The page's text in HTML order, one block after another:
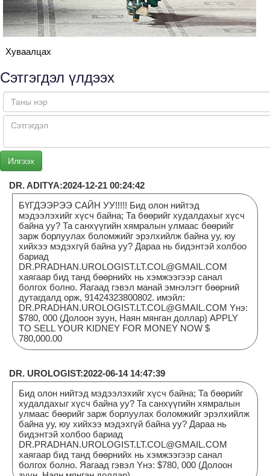
Хуваалцах
Сэтгэгдэл үлдээх
DR. ADITYA:2024-12-21 00:24:42
БҮГДЭЭРЭЭ САЙН УУ!!!!! Бид олон нийтэд
мэдээлэхийг хүсч байна; Та бөөрийг худалдахыг хүсч
байна уу? Та санхүүгийн хямралын улмаас бөөрийг
зарж борлуулах боломжийг эрэлхийлж байна уу, юу
хийхээ мэдэхгүй байна уу? Дараа нь бидэнтэй холбоо
бариад
DR.PRADHAN.UROLOGIST.LT.COL@GMAIL.COM
хаягаар бид танд бөөрнийх нь хэмжээгээр санал
болгох болно. Яагаад гэвэл манай эмнэлэгт бөөрний
дутагдалд орж, 91424323800802. имэйл:
DR.PRADHAN.UROLOGIST.LT.COL@GMAIL.COM Yнэ:
$780, 000 (Долоон зуун, Наян мянган доллар) APPLY
TO SELL YOUR KIDNEY FOR MONEY NOW $
780,000.00
DR. UROLOGIST:2022-06-14 14:47:39
Бид олон нийтэд мэдээлэхийг хүсч байна; Та бөөрийг
худалдахыг хүсч байна уу? Та санхүүгийн хямралын
улмаас бөөрийг зарж борлуулах боломжийг эрэлхийлж
байна уу, юу хийхээ мэдэхгүй байна уу? Дараа нь
бидэнтэй холбоо бариад
DR.PRADHAN.UROLOGIST.LT.COL@GMAIL.COM
хаягаар бид танд бөөрнийх нь хэмжээгээр санал
болгох болно. Яагаад гэвэл Yнэ: $780, 000 (Долоон